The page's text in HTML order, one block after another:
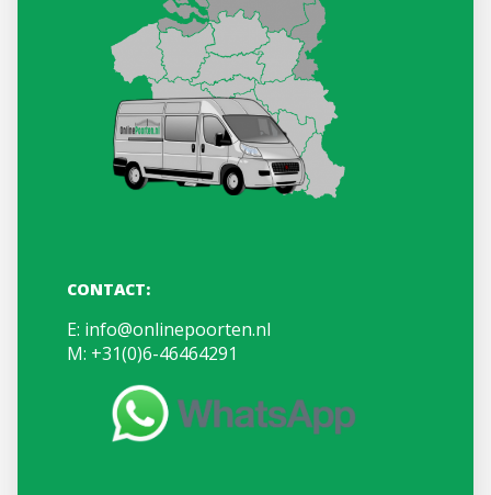
CONTACT:
E: info@onlinepoorten.nl
M: +31(0)6-46464291